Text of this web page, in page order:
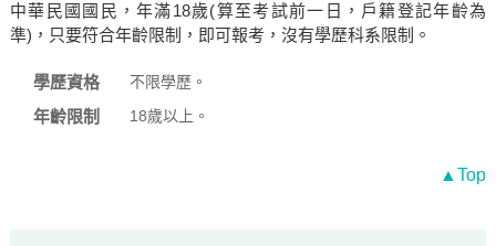
中華民國國民，年滿18歲(算至考試前一日，戶籍登記年齡為
準)，只要符合年齡限制，即可報考，沒有學歷科系限制。
學歷資格 不限學歷。
年齡限制 18歲以上。
▲Top